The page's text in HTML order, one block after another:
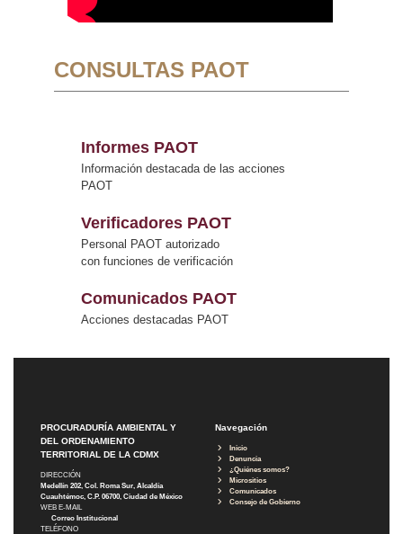
CONSULTAS PAOT
Informes PAOT
Información destacada de las acciones
PAOT
Verificadores PAOT
Personal PAOT autorizado
con funciones de verificación
Comunicados PAOT
Acciones destacadas PAOT
PROCURADURÍA AMBIENTAL Y
DEL ORDENAMIENTO
TERRITORIAL DE LA CDMX
DIRECCIÓN
Medellín 202, Col. Roma Sur, Alcaldía
Cuauhtémoc, C.P. 06700, Ciudad de México
WEB E-MAIL
Correo Institucional
TELÉFONO
Navegación
Inicio
Denuncia
¿Quiénes somos?
Micrositios
Comunicados
Consejo de Gobierno